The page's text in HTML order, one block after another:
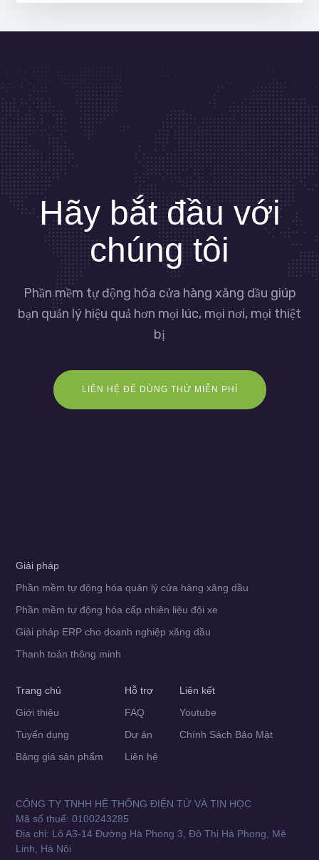
Hãy bắt đầu với
chúng tôi
Phần mềm tự động hóa cửa hàng xăng dầu giúp
bạn quản lý hiệu quả hơn mọi lúc, mọi nơi, mọi thiệt
bị
LIÊN HỆ ĐỂ DÙNG THỬ MIỄN PHÍ
Giải pháp
Phần mềm tự động hóa quản lý cửa hàng xăng dầu
Phần mềm tự động hóa cấp nhiên liệu đội xe
Giải pháp ERP cho doanh nghiệp xăng dầu
Thanh toán thông minh
Trang chủ
Giới thiệu
Tuyển dụng
Bảng giá sản phẩm
Hỗ trợ
FAQ
Dự án
Liên hệ
Liên kết
Youtube
Chính Sách Bảo Mật
CÔNG TY TNHH HỆ THỐNG ĐIỆN TỬ VÀ TIN HỌC
Mã số thuế: 0100243285
Địa chỉ: Lô A3-14 Đường Hà Phong 3, Đô Thị Hà Phong, Mê
Linh, Hà Nội